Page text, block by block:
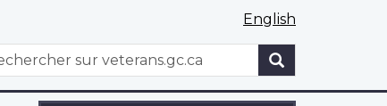
English